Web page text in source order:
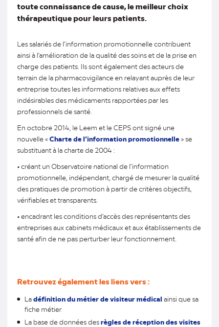
toute connaissance de cause, le meilleur choix
thérapeutique pour leurs patients.
Les salariés de l’information promotionnelle contribuent
ainsi à l’amélioration de la qualité des soins et de la prise en
charge des patients. Ils sont également des acteurs de
terrain de la pharmacovigilance en relayant auprès de leur
entreprise toutes les informations relatives aux effets
indésirables des médicaments rapportées par les
professionnels de santé.
En octobre 2014, le Leem et le CEPS ont signé une
nouvelle «Charte de l’information promotionnelle» se
substituant à la charte de 2004 :
• créant un Observatoire national de l’information
promotionnelle, indépendant, chargé de mesurer la qualité
des pratiques de promotion à partir de critères objectifs,
vérifiables et transparents.
• encadrant les conditions d’accès des représentants des
entreprises aux cabinets médicaux et aux établissements de
santé afin de ne pas perturber leur fonctionnement.
Retrouvez également les liens vers :
Ladéfinition du métier de visiteur médical ainsi que sa
fiche métier
La base de données desrègles de réception des visites